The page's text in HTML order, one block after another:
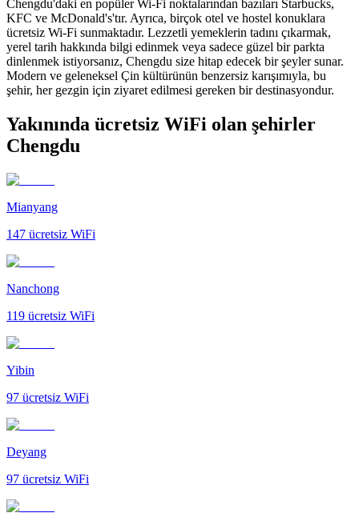
Chengdu'daki en popüler Wi-Fi noktalarından bazıları Starbucks,
KFC ve McDonald's'tır. Ayrıca, birçok otel ve hostel konuklara
ücretsiz Wi-Fi sunmaktadır. Lezzetli yemeklerin tadını çıkarmak,
yerel tarih hakkında bilgi edinmek veya sadece güzel bir parkta
dinlenmek istiyorsanız, Chengdu size hitap edecek bir şeyler sunar.
Modern ve geleneksel Çin kültürünün benzersiz karışımıyla, bu
şehir, her gezgin için ziyaret edilmesi gereken bir destinasyondur.
Yakınında ücretsiz WiFi olan şehirler
Chengdu
Mianyang
147 ücretsiz WiFi
Nanchong
119 ücretsiz WiFi
Yibin
97 ücretsiz WiFi
Deyang
97 ücretsiz WiFi